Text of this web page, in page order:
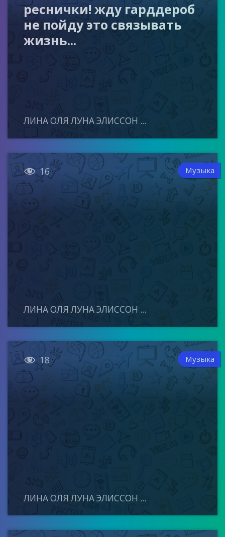
реснички! жду гарддероб
не пойду это связывать
жизнь...
ЛИНА ОЛЯ ЛУНА ЭЛИССОН ...
 16 Музыка
ЛИНА ОЛЯ ЛУНА ЭЛИССОН ...
 18 Музыка
ЛИНА ОЛЯ ЛУНА ЭЛИССОН ...